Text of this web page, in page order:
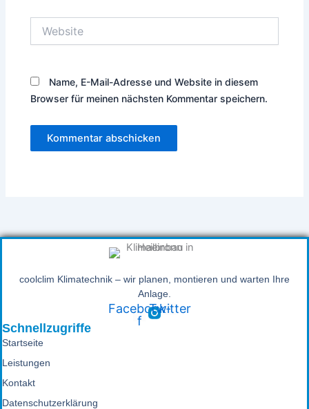
Name, E-Mail-Adresse und Website in diesem
Browser für meinen nächsten Kommentar speichern.
coolclim Klimatechnik – wir planen, montieren und warten Ihre
Anlage.
Facebook-
f
Twitter
Schnellzugriffe
Startseite
Leistungen
Kontakt
Datenschutzerklärung